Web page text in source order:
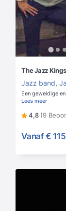
The Jazz Kings
Jazz band,
Een geweldige
Lees meer
4,8 (9
Vanaf €